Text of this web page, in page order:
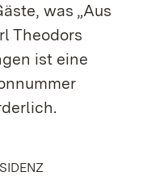
was „Aus
Theodors
ist eine